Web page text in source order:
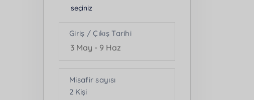
seçiniz
Giriş / Çıkış Tarihi
Misafir sayısı
2 Kişi